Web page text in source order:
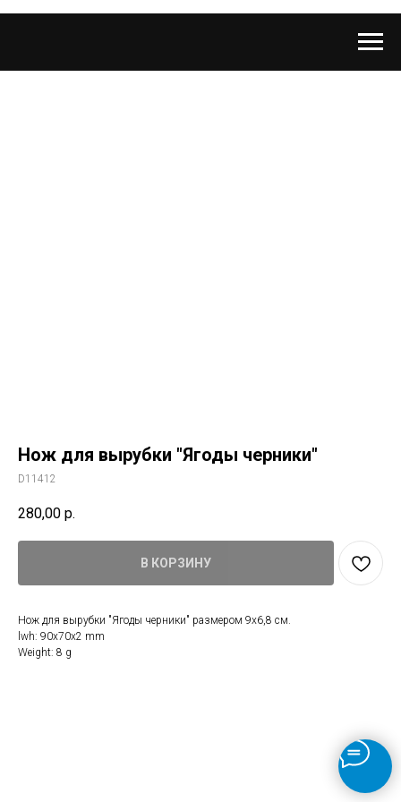
Нож для вырубки "Ягоды черники"
D11412
280,00 р.
В КОРЗИНУ
Нож для вырубки "Ягоды черники" размером 9х6,8 см.
lwh: 90x70x2 mm
Weight: 8 g